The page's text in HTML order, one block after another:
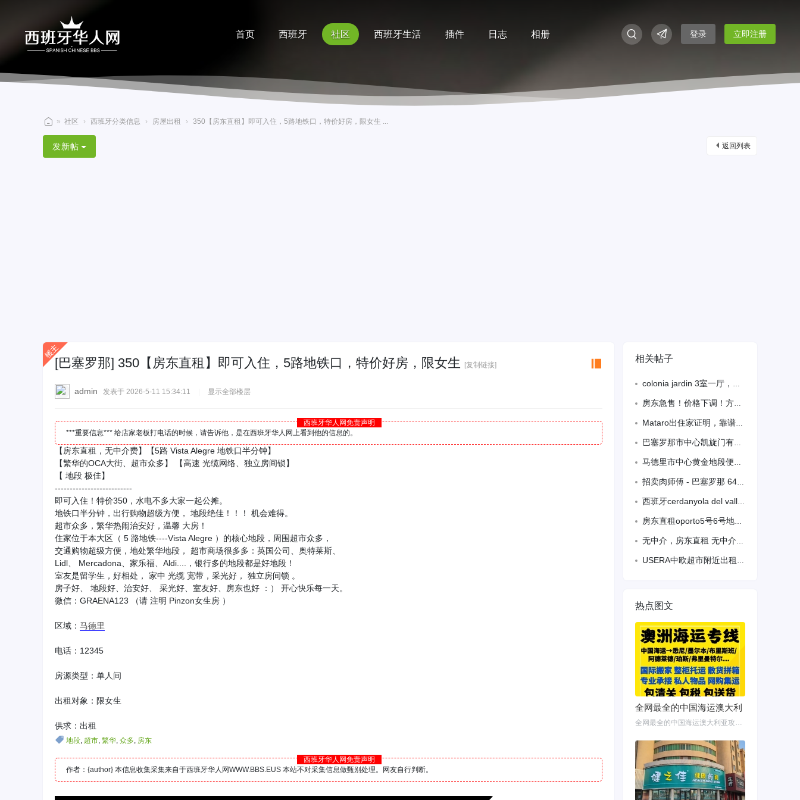
首页 西班牙 社区 西班牙生活 插件 日志 相册 登录 立即注册
西
班
» 社区 › 西班牙分类信息 › 房屋出租 › 350【房东直租】即可入住，5路地铁口，特价好房，限女生 ...
返回列表
发新帖
[巴塞罗那] 350【房东直租】即可入住，5路地铁口，特价好房，限女生 [复制链接]
admin 发表于 2026-5-11 15:34:11 显示全部楼层
西班牙华人网免责声明
***重要信息*** 给店家老板打电话的时候，请告诉他，是在西班牙华人网上看到他的信息的。
【房东直租，无中介费】【5路 Vista Alegre 地铁口半分钟】
【繁华的OCA大街、超市众多】 【高速 光缆网络、独立房间锁】
【 地段 极佳】
--------------------------
即可入住！特价350，水电不多大家一起公摊。
地铁口半分钟，出行购物超级方便， 地段绝佳！！！ 机会难得。
超市众多，繁华热闹治安好，温馨 大房！
住家位于本大区（ 5 路地铁----Vista Alegre ）的核心地段，周围超市众多，
交通购物超级方便，地处繁华地段， 超市商场很多多：英国公司、奥特莱斯、
Lidl、 Mercadona、家乐福、Aldi....，银行多的地段都是好地段！
室友是留学生，好相处， 家中 光缆 宽带，采光好， 独立房间锁 。
房子好、 地段好、治安好、 采光好、室友好、房东也好 ：） 开心快乐每一天。
微信：GRAENA123 （请 注明 Pinzon女生房 ）
区域： 马德里
电话：12345
房源类型：单人间
出租对象：限女生
供求：出租
地段, 超市, 繁华, 众多, 房东
西班牙华人网免责声明
作者：{author} 本信息收集采集来自于西班牙华人网WWW.BBS.EUS 本站不对采集信息做甄别处理。网友自行判断。
相关帖子
colonia jardin 3室一厅，房东直租wurao6467
房东急售！价格下调！方便看房！Parla宽敞3房2卫电梯小区房出售！118平建筑
Mataro出住家证明，靠谱房东，卫星：ldxjiyildx
巴塞罗那市中心凯旋门有店铺出售三十五万，房东直售无中介费，详情电话咨询房东是老外
马德里市中心黄金地段便利店转让，价格面议
招卖肉师傅 - 巴塞罗那 648629613
西班牙cerdanyola del valle地段情侣租房
房东直租oporto5号6号地铁口直达，单间带空调大床房可长短期出租，大厅空间大
无中介，房东直租 无中介，房东直租，马德里市中心salmanca 富人区.2、6
USERA中欧超市附近出租房间 单人优先 爱干净有意联系：60499618
热点图文
全网最全的中国海运澳大利
全网最全的中国海运澳大利亚攻略！细说如何把家具转运悉尼墨尔本布里斯班 国内网购